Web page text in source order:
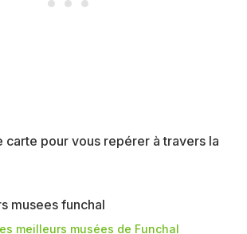
carte pour vous repérer à travers la
meilleurs musées de Funchal